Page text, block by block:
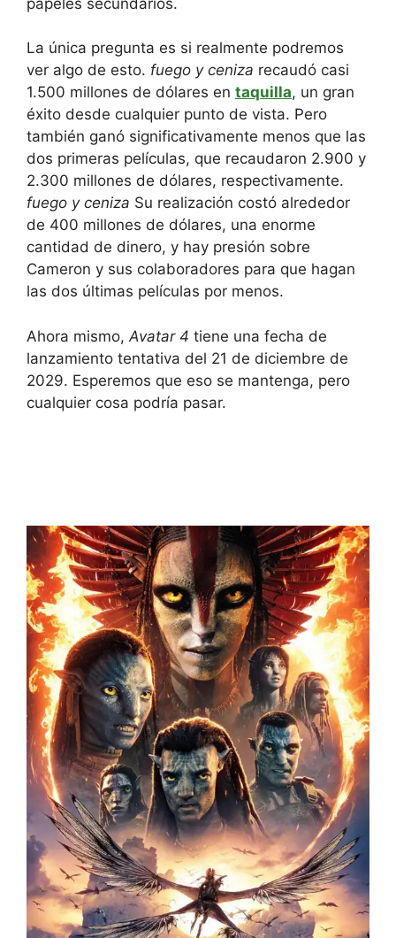
La única pregunta es si realmente podremos
ver algo de esto. fuego y ceniza recaudó casi
1.500 millones de dólares en taquilla, un gran
éxito desde cualquier punto de vista. Pero
también ganó significativamente menos que las
dos primeras películas, que recaudaron 2.900 y
2.300 millones de dólares, respectivamente.
fuego y ceniza Su realización costó alrededor
de 400 millones de dólares, una enorme
cantidad de dinero, y hay presión sobre
Cameron y sus colaboradores para que hagan
las dos últimas películas por menos.
Ahora mismo, Avatar 4 tiene una fecha de
lanzamiento tentativa del 21 de diciembre de
2029. Esperemos que eso se mantenga, pero
cualquier cosa podría pasar.